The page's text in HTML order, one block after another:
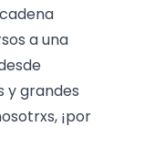
a una
y grandes
¡por